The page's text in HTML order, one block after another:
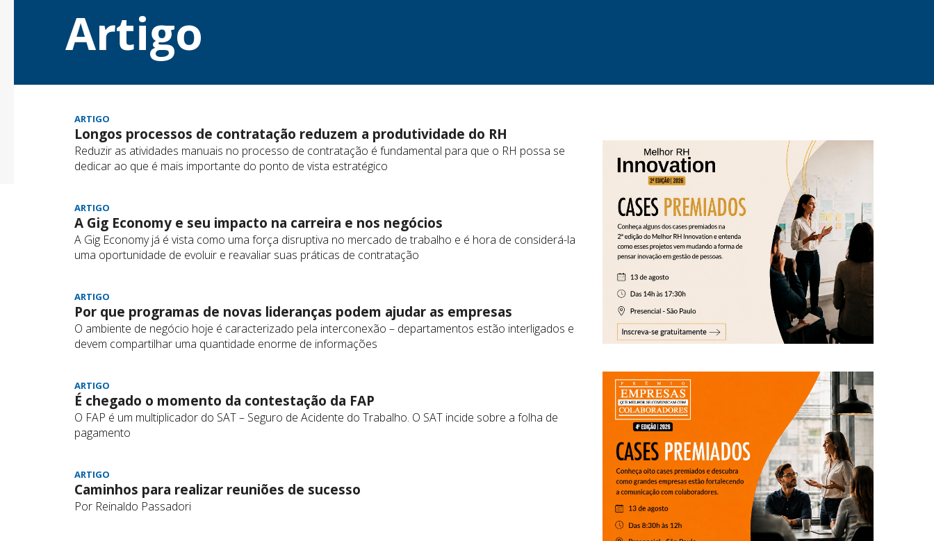
Artigo
ARTIGO
Longos processos de contratação reduzem a produtividade do RH
Reduzir as atividades manuais no processo de contratação é fundamental para que o RH possa se
dedicar ao que é mais importante do ponto de vista estratégico
ARTIGO
A Gig Economy e seu impacto na carreira e nos negócios
A Gig Economy já é vista como uma força disruptiva no mercado de trabalho e é hora de considerá-la
uma oportunidade de evoluir e reavaliar suas práticas de contratação
ARTIGO
Por que programas de novas lideranças podem ajudar as empresas
O ambiente de negócio hoje é caracterizado pela interconexão – departamentos estão interligados e
devem compartilhar uma quantidade enorme de informações
ARTIGO
É chegado o momento da contestação da FAP
O FAP é um multiplicador do SAT – Seguro de Acidente do Trabalho. O SAT incide sobre a folha de
pagamento
ARTIGO
Caminhos para realizar reuniões de sucesso
Por Reinaldo Passadori